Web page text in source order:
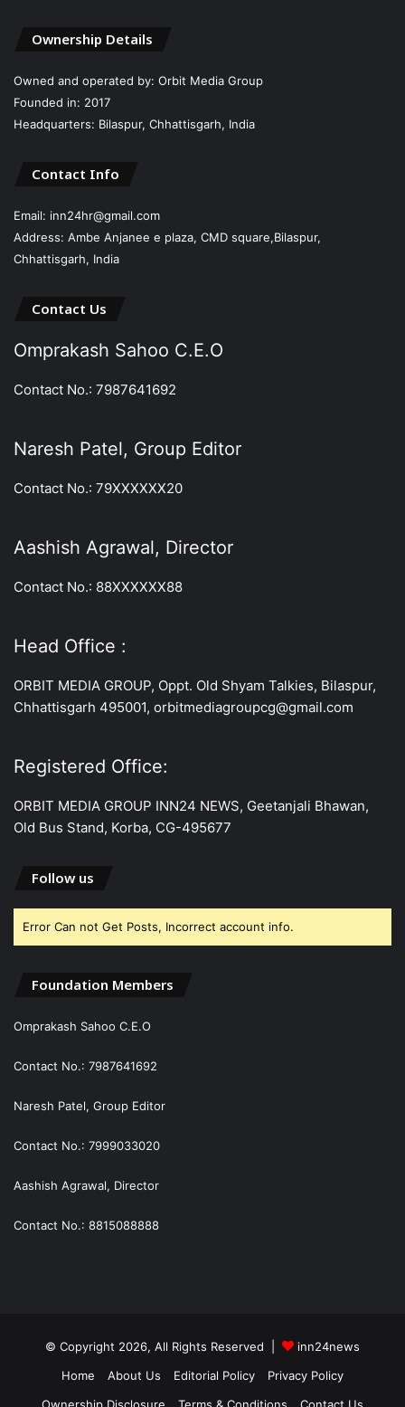
Ownership Details
Owned and operated by: Orbit Media Group
Founded in: 2017
Headquarters: Bilaspur, Chhattisgarh, India
Contact Info
Email: inn24hr@gmail.com
Address: Ambe Anjanee e plaza, CMD square,Bilaspur,
Chhattisgarh, India
Contact Us
Omprakash Sahoo C.E.O
Contact No.: 7987641692
Naresh Patel, Group Editor
Contact No.: 79XXXXXX20
Aashish Agrawal, Director
Contact No.: 88XXXXXX88
Head Office :
ORBIT MEDIA GROUP, Oppt. Old Shyam Talkies, Bilaspur,
Chhattisgarh 495001, orbitmediagroupcg@gmail.com
Registered Office:
ORBIT MEDIA GROUP INN24 NEWS, Geetanjali Bhawan,
Old Bus Stand, Korba, CG-495677
Follow us
Error Can not Get Posts, Incorrect account info.
Foundation Members
Omprakash Sahoo C.E.O
Contact No.: 7987641692
Naresh Patel, Group Editor
Contact No.: 7999033020
Aashish Agrawal, Director
Contact No.: 8815088888
© Copyright 2026, All Rights Reserved |
inn24news
Home
About Us Editorial Policy
Privacy Policy